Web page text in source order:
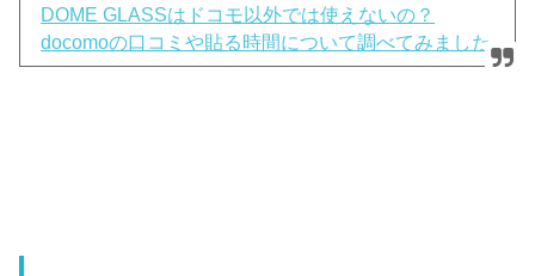
DOME GLASSはドコモ以外では使えないの？
docomoの口コミや貼る時間について調べてみました